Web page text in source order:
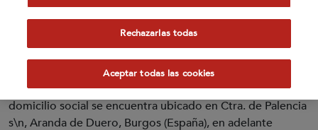
La organización del presente sorteo corre a cargo de
CALIDAD PASCUAL, S.A.U., con C.I.F.: A-09006172, y cuyo
domicilio social se encuentra ubicado en Ctra. de Palencia
s\n, Aranda de Duero, Burgos (España), en adelante
Rechazarlas todas
Aceptar todas las cookies